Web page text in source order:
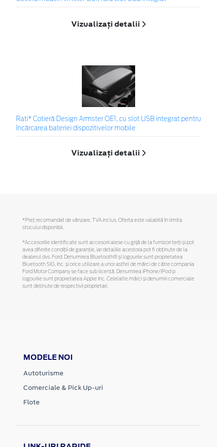
Vizualizați detalii
Rati* Cotieră Design Armster OE1, cu slot USB integrat pentru
încărcarea bateriei dispozitivelor mobile
Vizualizați detalii
*Preţ recomandat de vânzare, TVA inclus. Oferta este valabilă în limita
stocului disponibil.
*Accesoriile identificate sunt accesorii alese cu grijă de la furnizori terți și pot
avea diferite condiții de garanție, iar detaliile acestora pot fi obținute de la
dealerul dvs. Ford. Denumirea Bluetooth® și logourile sunt proprietatea
Bluetooth SIG, Inc. și orice utilizare a unor astfel de mărci de către compania
Ford Motor Company se face sub licență. Denumirea iPhone/iPod și
logourile sunt proprietatea Apple Inc. Celelalte mărci și denumiri comerciale
sunt deținute de respectivii proprietari.
MODELE NOI
Autoturisme
Comerciale & Pick Up-uri
Flote